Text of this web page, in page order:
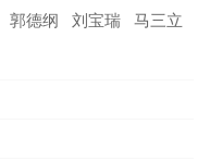
郭德纲 刘宝瑞 马三立